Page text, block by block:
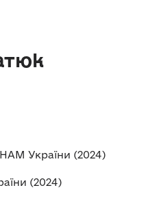
України (2024)
(2024)